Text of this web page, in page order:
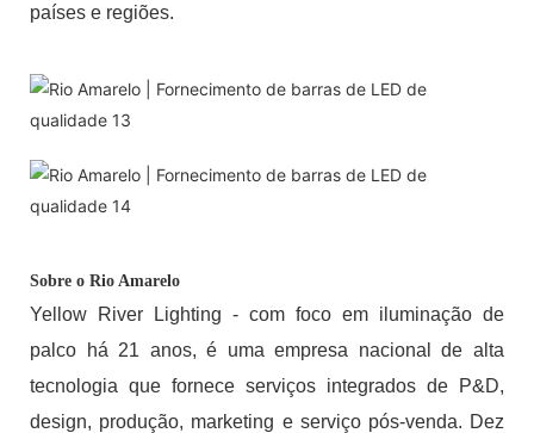
países e regiões.
Sobre o Rio Amarelo
Yellow River Lighting - com foco em iluminação de
palco há 21 anos, é uma empresa nacional de alta
tecnologia que fornece serviços integrados de P&D,
design, produção, marketing e serviço pós-venda. Dez